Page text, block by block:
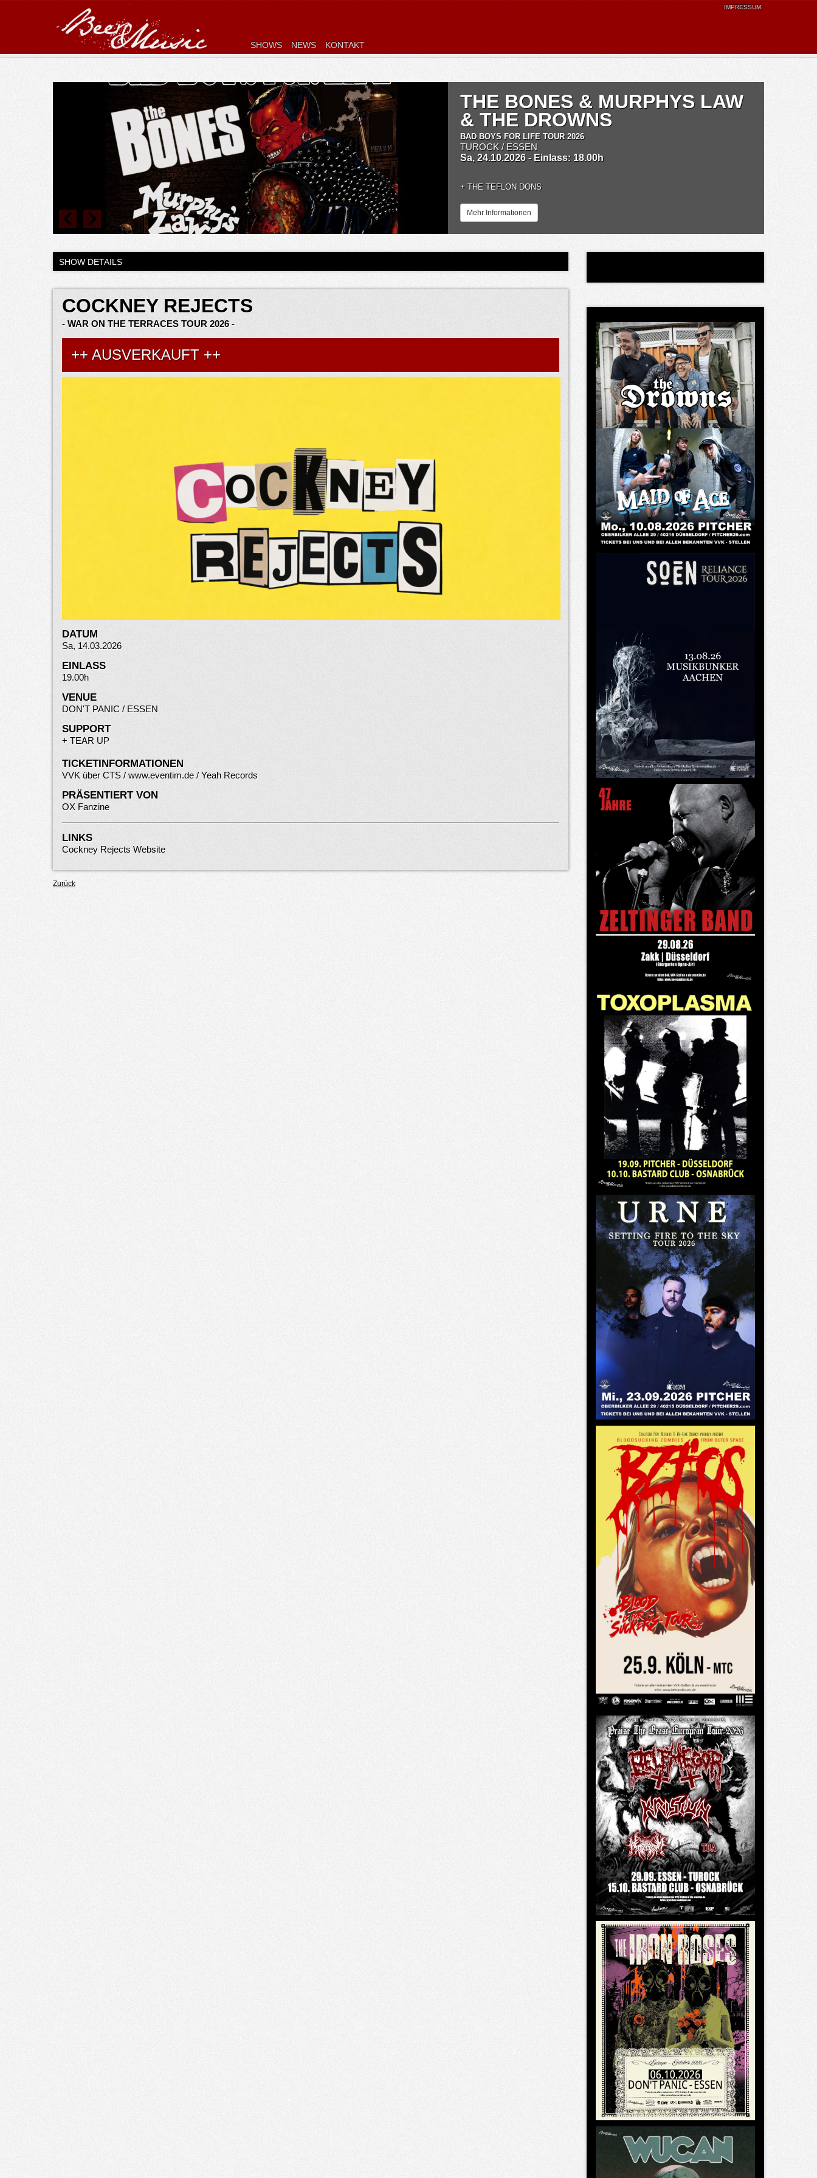
SHOWS NEWS KONTAKT
IMPRESSUM
THE BONES & MURPHYS LAW
& THE DROWNS
BAD BOYS FOR LIFE TOUR 2026
TUROCK / ESSEN
Sa, 24.10.2026 - Einlass: 18.00h
+ THE TEFLON DONS
Mehr Informationen
SHOW DETAILS
COCKNEY REJECTS
- WAR ON THE TERRACES TOUR 2026 -
++ AUSVERKAUFT ++
DATUM
Sa, 14.03.2026
EINLASS
19.00h
VENUE
DON'T PANIC / ESSEN
SUPPORT
+ TEAR UP
TICKETINFORMATIONEN
VVK über CTS /www.eventim.de / Yeah Records
PRÄSENTIERT VON
OX Fanzine
LINKS
Cockney Rejects Website
Zurück